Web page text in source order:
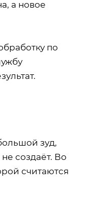
а новое
по
зуд,
создаёт. Во
считаются